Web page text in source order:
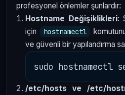
profesyonel önlemler şunlardır:
Hostname Değişiklikleri:
için
hostnamectl
ve güvenli bir yapılandırma
/etc/hosts ve /etc/